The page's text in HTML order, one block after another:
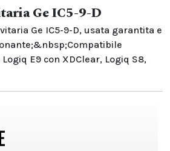
Ge IC5-9-D
Ge IC5-9-D, usata garantita e
E9 con XDClear, Logiq S8,